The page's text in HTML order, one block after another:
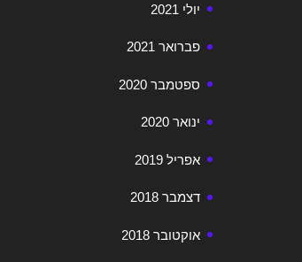
יולי 2021
פברואר 2021
ספטמבר 2020
ינואר 2020
אפריל 2019
דצמבר 2018
אוקטובר 2018